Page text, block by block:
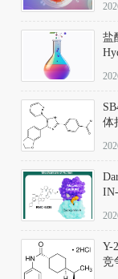
盐
范
体
向
Y-
竞